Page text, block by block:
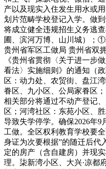
产以及现实入住发生用水或
划片范畴学校登记入学。做
将成立健全违规招生义务逃
圃、滨河万博、山川城）；
贵州省军区工做局 贵州省双
《贵州省贯彻〈关于进一步
看法〉实施细则》的通知（
区：动力处、农贸街、盘江
眷区、九小区、公局家眷区
相关部分将通过不动产登记
区；河湾社区：东苑小区、
导致失学停学。确保2026年9
工做。全区权利教育学校要
身证为次要根据”的随迁后代
定的房产（含自建房）并现
理。柒新湾小区、大兴·凉都